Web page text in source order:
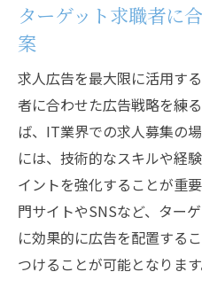
ターゲット求職者に
案
求人広告を最大限に活用す
者に合わせた広告戦略を練
ば、IT業界での求人募集の
には、技術的なスキルや経
イントを強化することが重
門サイトやSNSなど、ター
に効果的に広告を配置する
つけることが可能となります